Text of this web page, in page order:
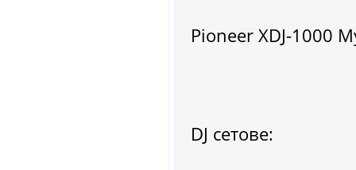
Pioneer XDJ-1000
DJ сетове: